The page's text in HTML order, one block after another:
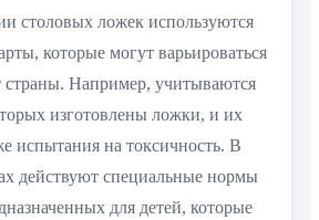
столовых ложек используются
которые могут варьироваться
страны. Например, учитываются
изготовлены ложки, и их
испытания на токсичность. В
действуют специальные нормы
для детей, которые